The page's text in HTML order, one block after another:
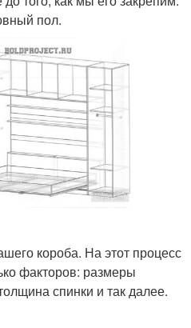
пол.
короба. На этот процесс
факторов: размеры
спинки и так далее.